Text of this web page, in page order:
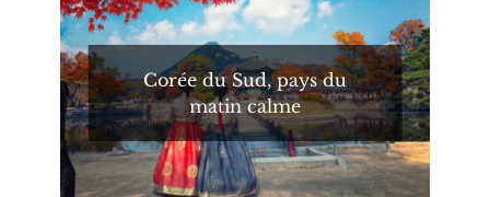
Corée du Sud, pays du
matin calme